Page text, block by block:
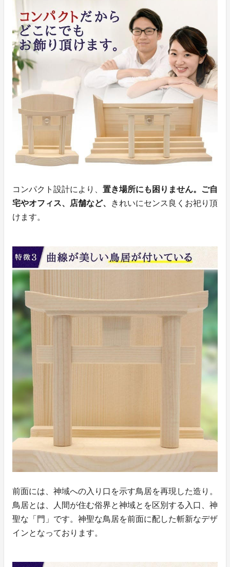
コンパクト設計により、 置き場所にも困りません。ご自
宅やオフィス、店舗など、
きれいにセンス良くお祀り頂
けます。
前面には、神域への入り口を示す鳥居を再現した造り。
鳥居とは、人間が住む俗界と神域とを区別する入口、神
聖な「門」です。神聖な鳥居を前面に配した斬新なデザ
インとなっております。